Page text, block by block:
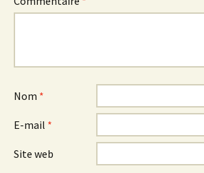
Nom *
E-mail *
Site web